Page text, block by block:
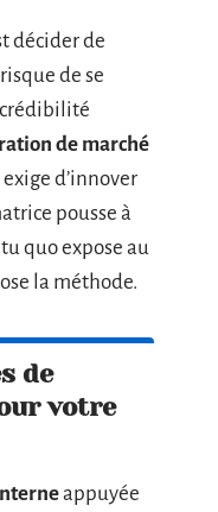
décider de
de se
crédibilité
de marché
d’innover
pousse à
quo expose au
la méthode.
de
votre
appuyée